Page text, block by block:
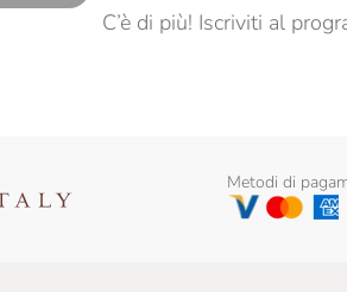
C’è di più! Iscriviti al
Metodi di